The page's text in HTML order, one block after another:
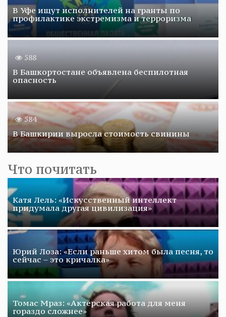
В Уфе ищут исполнителей на гранты по
профилактике экстремизма и терроризма
588
В Башкортостане объявлена беспилотная
опасность
584
В Башкирии выросла стоимость свинины
Что почитать
Катя Лель: «Искусственный интеллект
придумала другая цивилизация»
Юрий Лоза: «Если раньше хитом была песня, то
сейчас – это кричалка»
Томас Мраз: «Актерская работа для меня
гораздо сложнее»